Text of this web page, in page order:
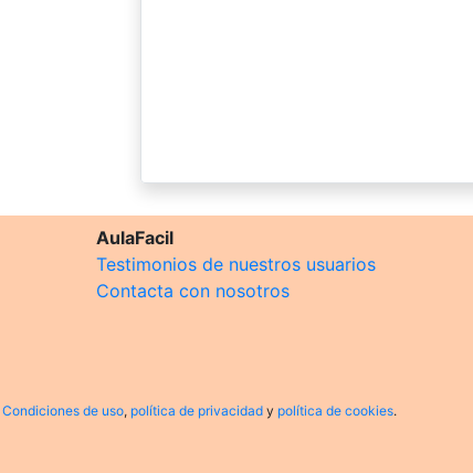
AulaFacil
Testimonios de nuestros usuarios
Contacta con nosotros
Condiciones de uso, política de privacidad y política de cookies.